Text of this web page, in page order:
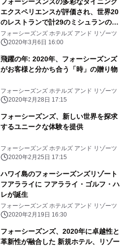
エクスペリエンスが評価され、世界20
のレストランで計29のミシュランの星
を獲得
フォーシーズンズ ホテルズ アンド リゾーツ
2020年3月6日 16:00
飛躍の年: 2020年、フォーシーズンズ
がお客様と分かち合う「時」の贈り物
フォーシーズンズ ホテルズ アンド リゾーツ
2020年2月28日 17:15
フォーシーズンズ、新しい世界を探求
するユニークな体験を提供
フォーシーズンズ ホテルズ アンド リゾーツ
2020年2月25日 17:15
ハワイ島のフォーシーズンズリゾート
フアラライに フアラライ・ゴルフ・ハ
レが誕生
フォーシーズンズ ホテルズ アンド リゾーツ
2020年2月19日 16:30
フォーシーズンズ、2020年に卓越性と
革新性が融合した 新規ホテル、リゾー